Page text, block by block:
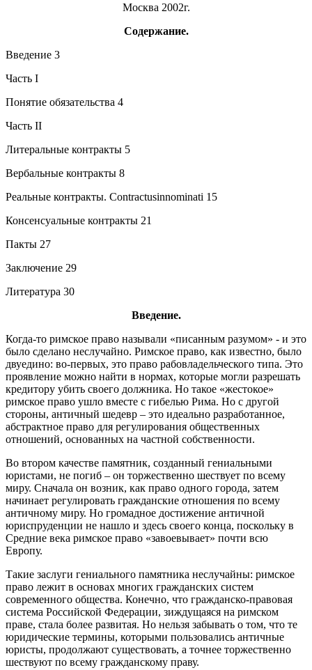
Москва 2002г.
Содержание.
Введение 3
Часть I
Понятие обязательства 4
Часть II
Литеральные контракты 5
Вербальные контракты 8
Реальные контракты. Contractusinnominati 15
Консенсуальные контракты 21
Пакты 27
Заключение 29
Литература 30
Введение.
Когда-то римское право называли «писанным разумом» - и это
было сделано неслучайно. Римское право, как известно, было
двуедино: во-первых, это право рабовладельческого типа. Это
проявление можно найти в нормах, которые могли разрешать
кредитору убить своего должника. Но такое «жестокое»
римское право ушло вместе с гибелью Рима. Но с другой
стороны, античный шедевр – это идеально разработанное,
абстрактное право для регулирования общественных
отношений, основанных на частной собственности.
Во втором качестве памятник, созданный гениальными
юристами, не погиб – он торжественно шествует по всему
миру. Сначала он возник, как право одного города, затем
начинает регулировать гражданские отношения по всему
античному миру. Но громадное достижение античной
юриспруденции не нашло и здесь своего конца, поскольку в
Средние века римское право «завоевывает» почти всю
Европу.
Такие заслуги гениального памятника неслучайны: римское
право лежит в основах многих гражданских систем
современного общества. Конечно, что гражданско-правовая
система Российской Федерации, зиждущаяся на римском
праве, стала более развитая. Но нельзя забывать о том, что те
юридические термины, которыми пользовались античные
юристы, продолжают существовать, а точнее торжественно
шествуют по всему гражданскому праву.